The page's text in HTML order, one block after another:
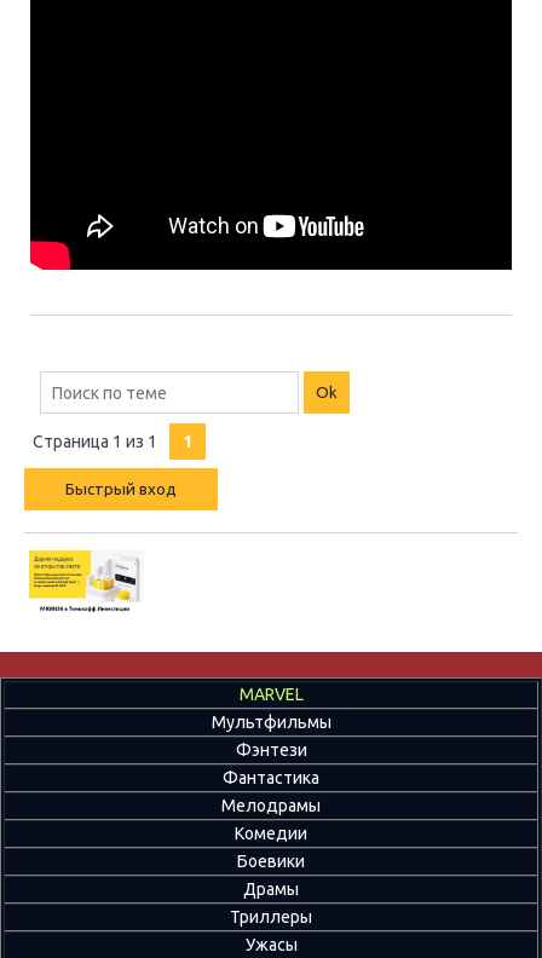
Страница 1 из 1 1
MARVEL
Мультфильмы
Фэнтези
Фантастика
Мелодрамы
Комедии
Боевики
Драмы
Триллеры
Ужасы